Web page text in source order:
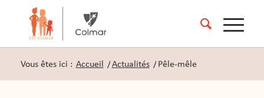
Vous êtes ici : Accueil /Actualités /Pêle-mêle